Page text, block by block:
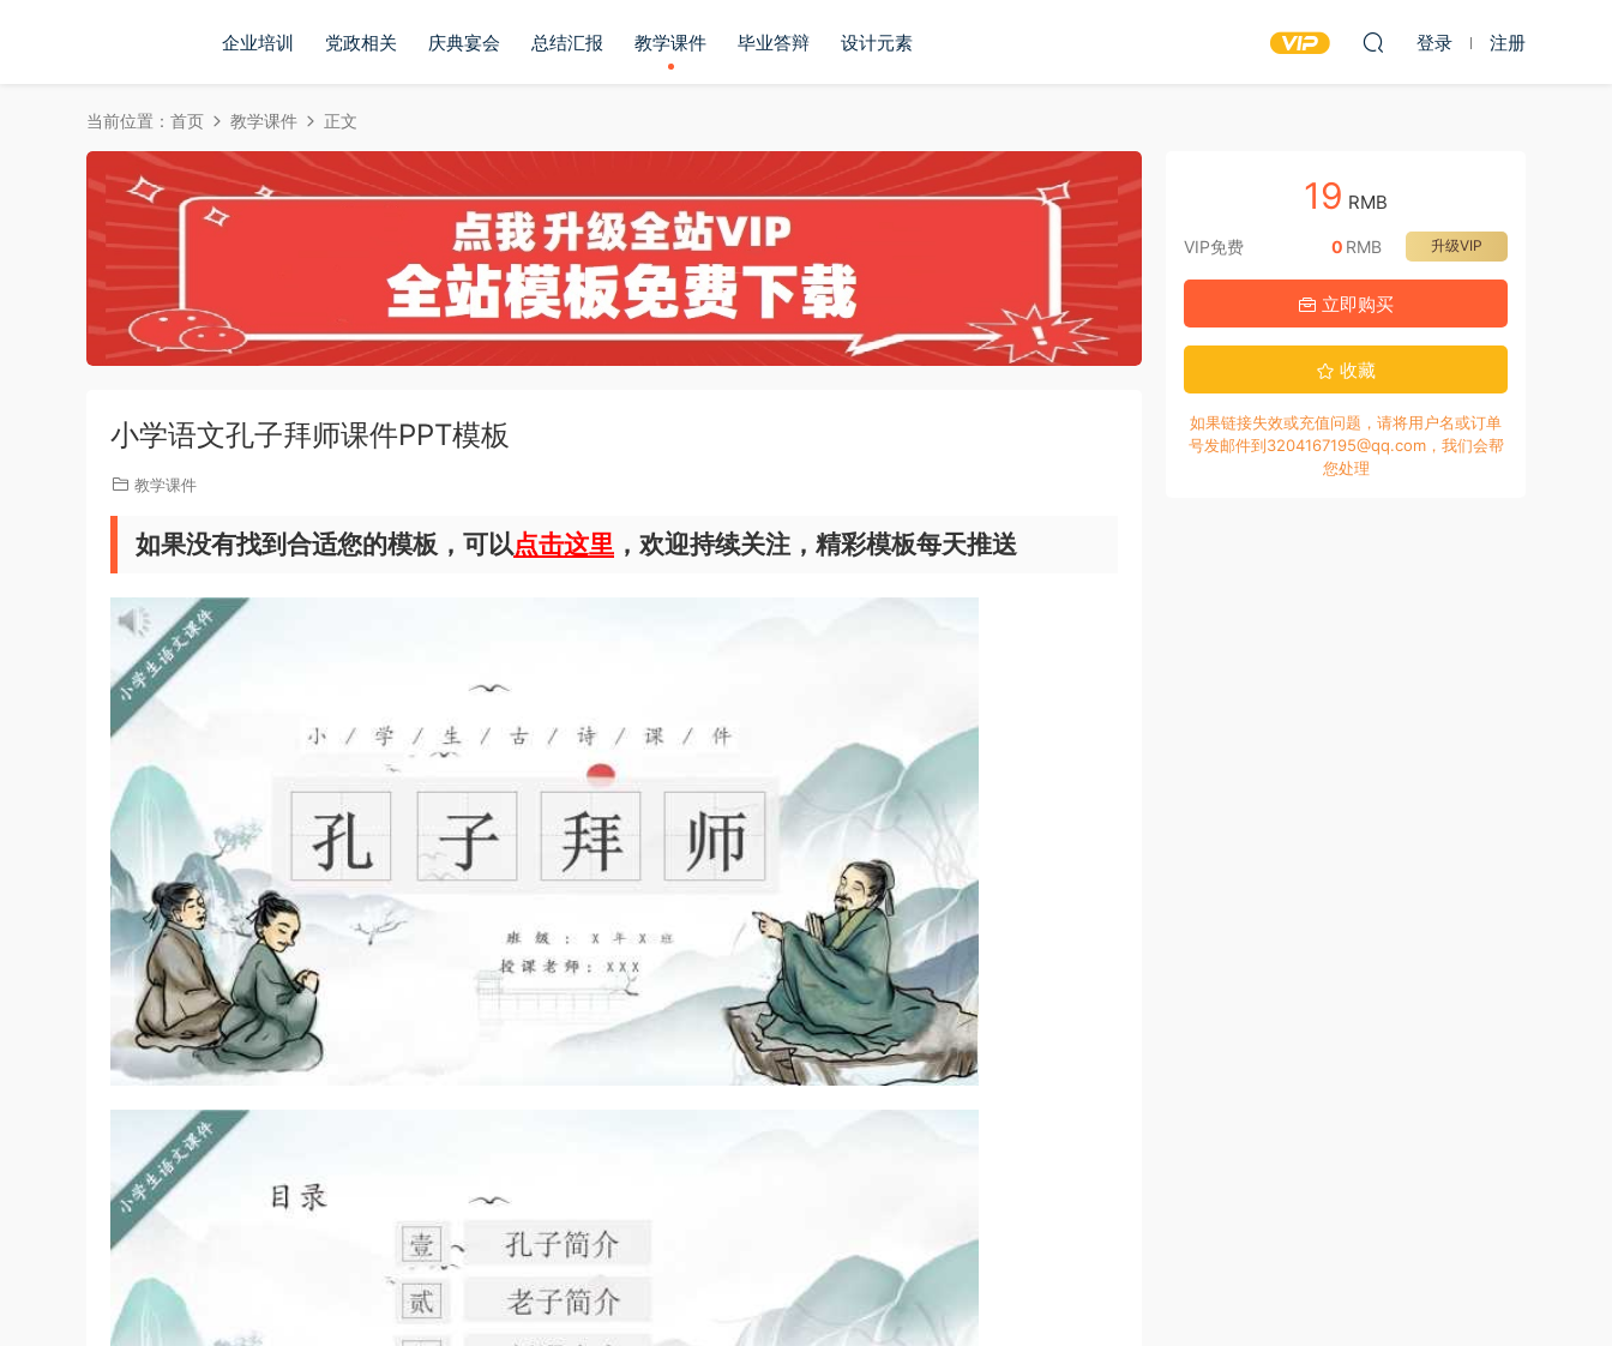
企业培训 党政相关 庆典宴会 总结汇报 教学课件 毕业答辩 设计元素 登录 注册
当前位置： 首页 教学课件 正文
小学语文孔子拜师课件PPT模板
教学课件
如果没有找到合适您的模板，可以点击这里 ，欢迎持续关注，精彩模板每天推送
19 RMB
VIP免费 升级VIP
0 RMB
立即购买
收藏
如果链接失效或充值问题，请将用户名或订单
号发邮件到3204167195@qq.com，我们会帮
您处理